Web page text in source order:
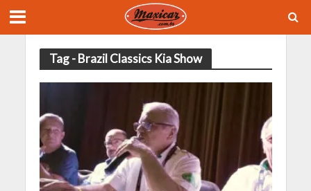
Tag - Brazil Classics Kia Show